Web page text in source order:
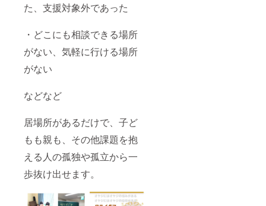
た、支援対象外であった
・どこにも相談できる場所
がない、気軽に行ける場所
がない
などなど
居場所があるだけで、子ど
もも親も、その他課題を抱
える人の孤独や孤立から一
歩抜け出せます。